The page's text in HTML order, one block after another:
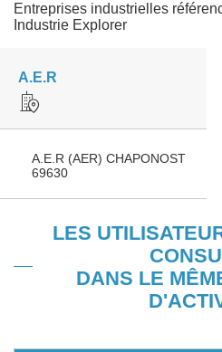
Entreprises industrielles
Industrie Explorer
A.E.R
A.E.R (AER) CHAPONOST
69630
LES
DANS LE